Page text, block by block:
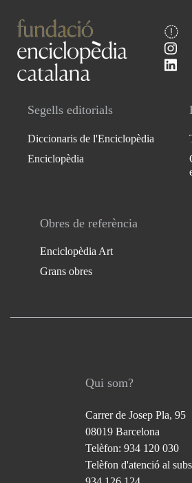
Segells editorials
Diccionaris de l'Enciclopèdia
Enciclopèdia
Obres de referència
Enciclopèdia Art
Grans obres
Qui som?
Carrer de Josep Pla, 95
08019 Barcelona
Telèfon: 934 120 030
Telèfon d'atenció al